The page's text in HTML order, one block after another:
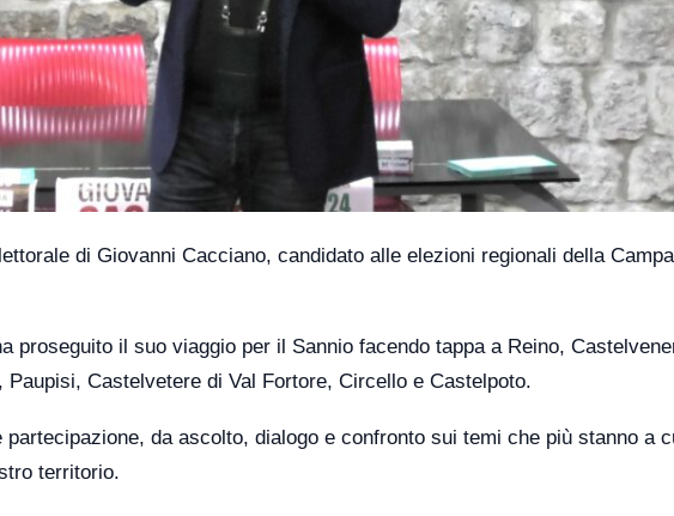
di Giovanni Cacciano, candidato alle elezioni regionali della
proseguito il suo viaggio per il Sannio facendo tappa a Reino,
Paupisi, Castelvetere di Val Fortore, Circello e Castelpoto.
da ascolto, dialogo e confronto sui temi che più stanno a
territorio.